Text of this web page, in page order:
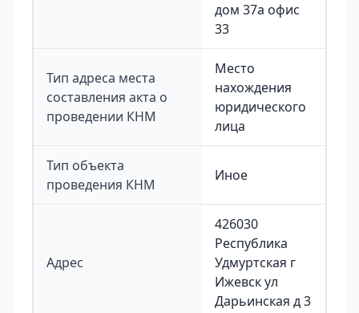
дом 37а офис
33
Тип адреса места
составления акта о
проведении КНМ
Место
нахождения
юридического
лица
Тип объекта
проведения КНМ
Иное
Адрес
426030
Республика
Удмуртская г
Ижевск ул
Дарьинская д 3